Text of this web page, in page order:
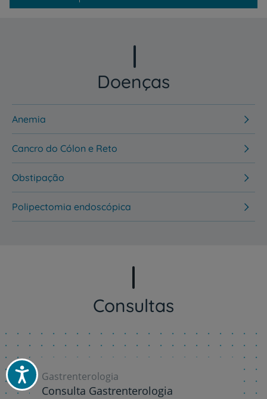
Acessibilidade
Doenças
Anemia
Cancro do Cólon e Reto
Obstipação
Polipectomia endoscópica
Consultas
Gastrenterologia
Consulta Gastrenterologia